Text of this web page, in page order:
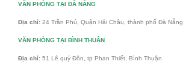
VĂN PHÒNG TẠI ĐÀ NẴNG
Địa chỉ: 24 Trần Phú, Quận Hải Châu, thành phố Đà Nẵng
VĂN PHÒNG TẠI BÌNH THUÂN
Địa chỉ: 51 Lê quý Đôn, tp Phan Thiết, Bình Thuận